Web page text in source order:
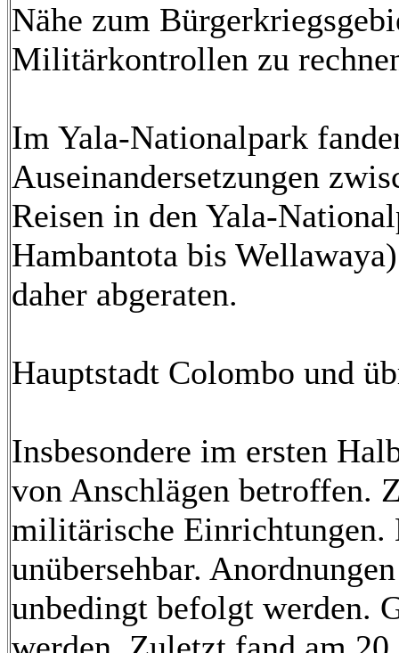
Nähe zum
Militärkontrollen zu
Im Yala-Nationalpark
Auseinandersetzungen
Reisen in den Yala-
Hambantota bis
daher abgeraten.
Hauptstadt Colombo und
Insbesondere im ersten
von Anschlägen betroffen.
militärische Einrichtungen.
unübersehbar.
unbedingt befolgt werden.